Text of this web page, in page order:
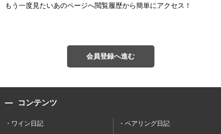
もう一度見たいあのページへ閲覧履歴から簡単にアクセス！
会員登録へ進む
コンテンツ
ワイン日記
ペアリング日記